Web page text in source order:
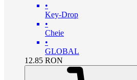
•
Key-Drop
•
Cheie
•
GLOBAL
12.85 RON